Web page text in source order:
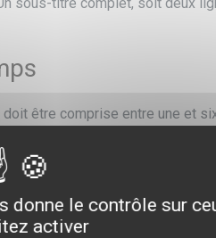
doit être comprise entre une et
d’affichage d’un sous-
soit optimale. Puisque que
l’on a moins de temps, ce
mots par seconde. Pour lire un
le contrôle sur
activer